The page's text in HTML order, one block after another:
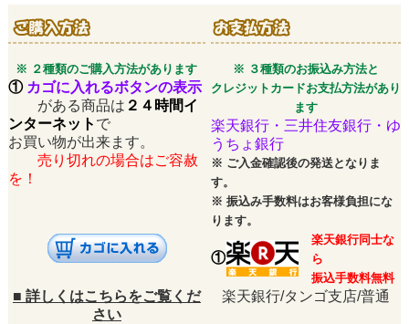
※ ２種類のご購入方法があります
※ ３種類のお振込み方法と
クレジットカードお支払方法があり
ます
① カゴに入れるボタンの表示
がある商品は ２４時間イ
ンターネット で
お買い物が出来ます。
売り切れの場合はご容赦
を！
楽天銀行・三井住友銀行・ゆ
うちょ銀行
※ ご入金確認後の発送となりま
す。
※ 振込み手数料はお客様負担にな
ります。
①
楽天銀行同士な
ら
振込手数料無料
■ 詳しくはこちらをご覧くだ
さい
楽天銀行/タンゴ支店/普通